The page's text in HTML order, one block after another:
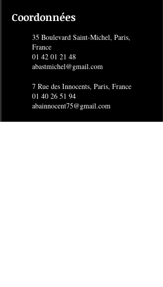
Coordonnées
35 Boulevard Saint-Michel, Paris,
France
01 42 01 21 48
abastmichel@gmail.com
7 Rue des Innocents, Paris, France
01 40 26 51 94
abainnocent75@gmail.com